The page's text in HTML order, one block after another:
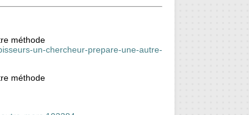
méthode
un-chercheur-prepare-une-autre-
méthode